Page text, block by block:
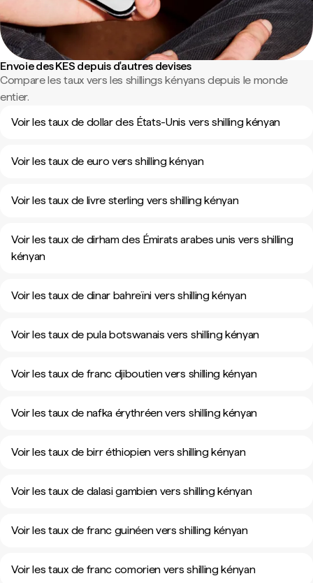
Envoie des KES depuis d'autres devises
Compare les taux vers les shillings kényans depuis le monde
entier.
Voir les taux de dollar des États-Unis vers shilling kényan
Voir les taux de euro vers shilling kényan
Voir les taux de livre sterling vers shilling kényan
Voir les taux de dirham des Émirats arabes unis vers shilling
kényan
Voir les taux de dinar bahreïni vers shilling kényan
Voir les taux de pula botswanais vers shilling kényan
Voir les taux de franc djiboutien vers shilling kényan
Voir les taux de nafka érythréen vers shilling kényan
Voir les taux de birr éthiopien vers shilling kényan
Voir les taux de dalasi gambien vers shilling kényan
Voir les taux de franc guinéen vers shilling kényan
Voir les taux de franc comorien vers shilling kényan